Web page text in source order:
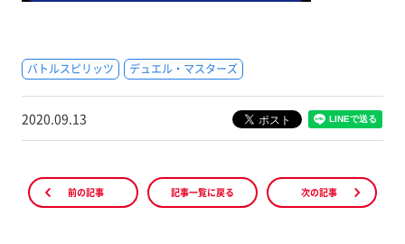
バトルスピリッツ デュエル・マスターズ
2020.09.13
前の記事 記事一覧に戻る 次の記事